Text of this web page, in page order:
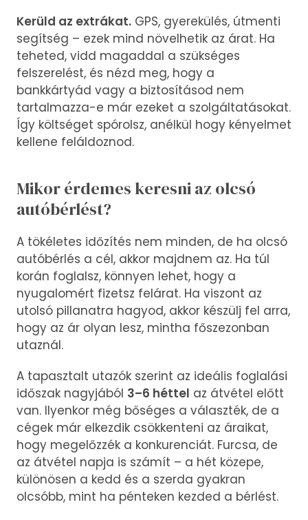
Kerüld az extrákat. GPS, gyerekülés, útmenti
segítség – ezek mind növelhetik az árat. Ha
teheted, vidd magaddal a szükséges
felszerelést, és nézd meg, hogy a
bankkártyád vagy a biztosításod nem
tartalmazza-e már ezeket a szolgáltatásokat.
Így költséget spórolsz, anélkül hogy kényelmet
kellene feláldoznod.
Mikor érdemes keresni az olcsó
autóbérlést?
A tökéletes időzítés nem minden, de ha olcsó
autóbérlés a cél, akkor majdnem az. Ha túl
korán foglalsz, könnyen lehet, hogy a
nyugalomért fizetsz felárat. Ha viszont az
utolsó pillanatra hagyod, akkor készülj fel arra,
hogy az ár olyan lesz, mintha főszezonban
utaznál.
A tapasztalt utazók szerint az ideális foglalási
időszak nagyjából 3–6 héttel az átvétel előtt
van. Ilyenkor még bőséges a választék, de a
cégek már elkezdik csökkenteni az áraikat,
hogy megelőzzék a konkurenciát. Furcsa, de
az átvétel napja is számít – a hét közepe,
különösen a kedd és a szerda gyakran
olcsóbb, mint ha pénteken kezded a bérlést.